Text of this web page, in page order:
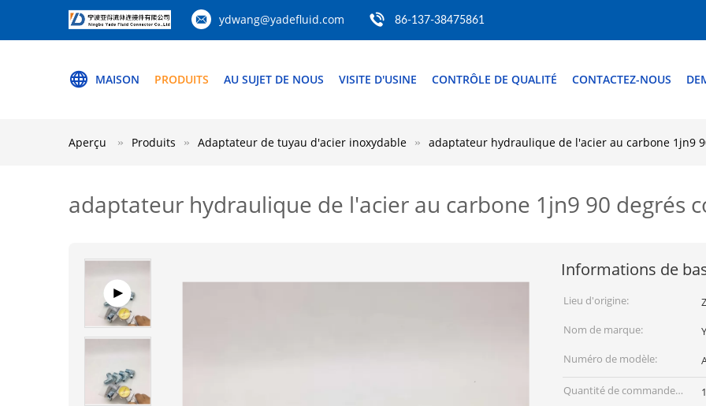
ydwang@yadefluid.com 86-137-38475861
MAISON PRODUITS AU SUJET DE NOUS VISITE D'USINE CONTRÔLE DE QUALITÉ CONTACTEZ-NOUS
Aperçu Produits Adaptateur de tuyau d'acier inoxydable adaptateur hydraulique de l'acier au carbone 1jn9
adaptateur hydraulique de l'acier au carbone 1jn9 90 degrés
Informations de
Lieu d'origine:
Nom de marque:
Numéro de modèle:
Quantité de commande